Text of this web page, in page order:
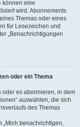
können eine
wird. Abonnements
Themas oder eines
für Lesezeichen und
„Benachrichtigungen
oder ein Thema
es abonnieren, in dem
auswählen, die sich
des Themas
„Mich benachrichtigen,